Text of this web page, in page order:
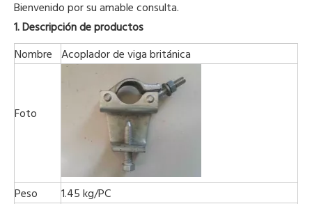
Bienvenido por su amable consulta.
1. Descripción de productos
Nombre Acoplador de viga británica
Foto
Peso
1.45 kg/PC